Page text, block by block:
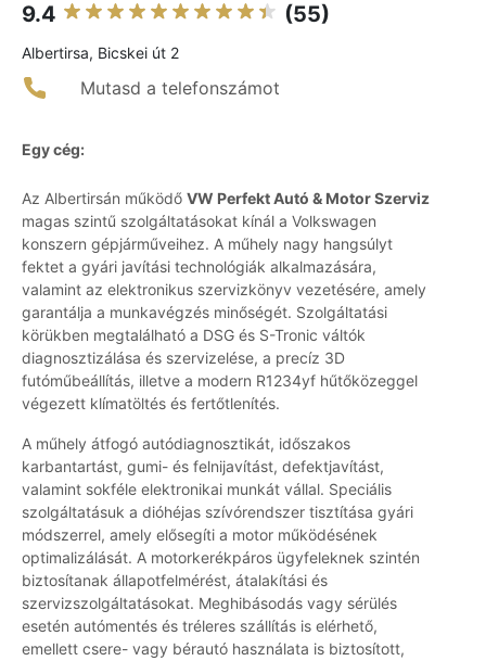
9.4 (55)
Albertirsa, Bicskei út 2
Mutasd a telefonszámot
Egy cég:
Az Albertirsán működő VW Perfekt Autó & Motor Szerviz
magas szintű szolgáltatásokat kínál a Volkswagen
konszern gépjárműveihez. A műhely nagy hangsúlyt
fektet a gyári javítási technológiák alkalmazására,
valamint az elektronikus szervizkönyv vezetésére, amely
garantálja a munkavégzés minőségét. Szolgáltatási
körükben megtalálható a DSG és S-Tronic váltók
diagnosztizálása és szervizelése, a precíz 3D
futóműbeállítás, illetve a modern R1234yf hűtőközeggel
végezett klímatöltés és fertőtlenítés.
A műhely átfogó autódiagnosztikát, időszakos
karbantartást, gumi- és felnijavítást, defektjavítást,
valamint sokféle elektronikai munkát vállal. Speciális
szolgáltatásuk a dióhéjas szívórendszer tisztítása gyári
módszerrel, amely elősegíti a motor működésének
optimalizálását. A motorkerékpáros ügyfeleknek szintén
biztosítanak állapotfelmérést, átalakítási és
szervizszolgáltatásokat. Meghibásodás vagy sérülés
esetén autómentés és tréleres szállítás is elérhető,
emellett csere- vagy bérautó használata is biztosított,